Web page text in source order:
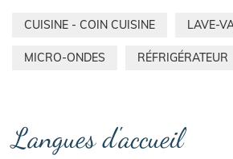
CUISINE - COIN CUISINE LAVE-
MICRO-ONDES RÉFRIGÉRATEUR
Langues d'accueil